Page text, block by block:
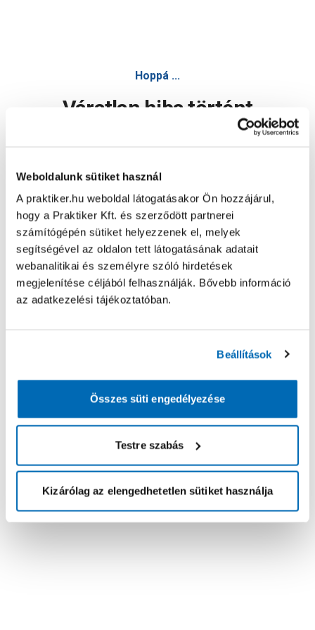
Weboldalunk sütiket használ
A praktiker.hu weboldal látogatásakor Ön hozzájárul,
hogy a Praktiker Kft. és szerződött partnerei
számítógépén sütiket helyezzenek el, melyek
segítségével az oldalon tett látogatásának adatait
webanalitikai és személyre szóló hirdetések
megjelenítése céljából felhasználják. Bővebb információ
az adatkezelési tájékoztatóban.
Beállítások
Összes süti engedélyezése
Testre szabás
Kizárólag az elengedhetetlen sütiket használja
Hoppá ...
Váratlan hiba történt
Oldal újratöltése